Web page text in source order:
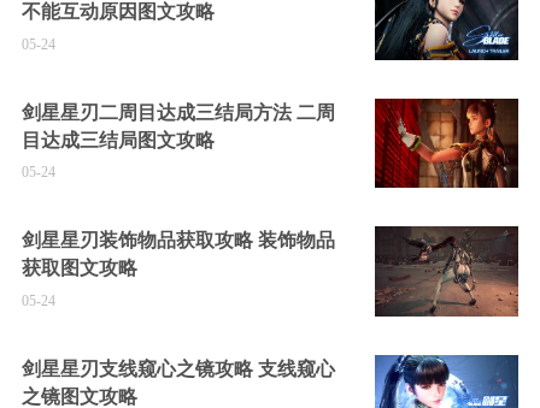
不能互动原因图文攻略
05-24
剑星星刃二周目达成三结局方法 二周
目达成三结局图文攻略
05-24
剑星星刃装饰物品获取攻略 装饰物品
获取图文攻略
05-24
剑星星刃支线窥心之镜攻略 支线窥心
之镜图文攻略